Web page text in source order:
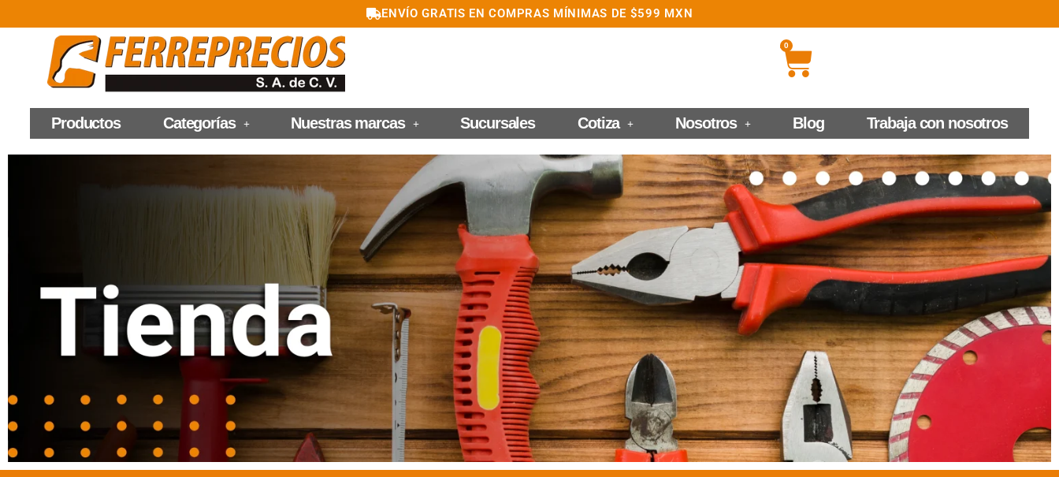
ENVÍO GRATIS EN COMPRAS MÍNIMAS DE $599 MXN
0
Productos Categorías Nuestras marcas Sucursales Cotiza Nosotros Blog Trabaja con nosotros